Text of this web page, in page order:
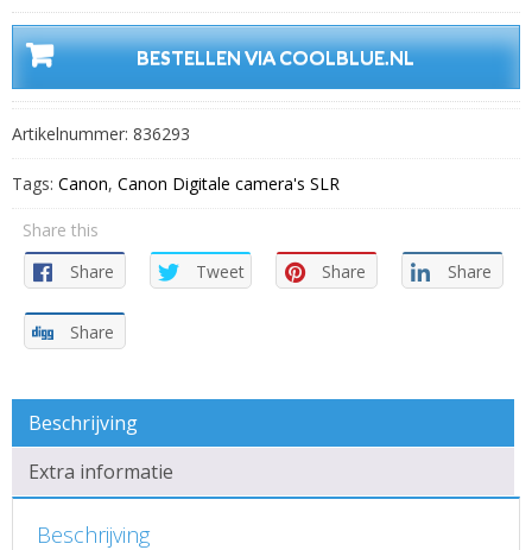
BESTELLEN VIA COOLBLUE.NL
Artikelnummer: 836293
Tags: Canon, Canon Digitale camera's SLR
Share this
Share
Tweet Share Share
Share
Beschrijving
Extra informatie
Beschrijving